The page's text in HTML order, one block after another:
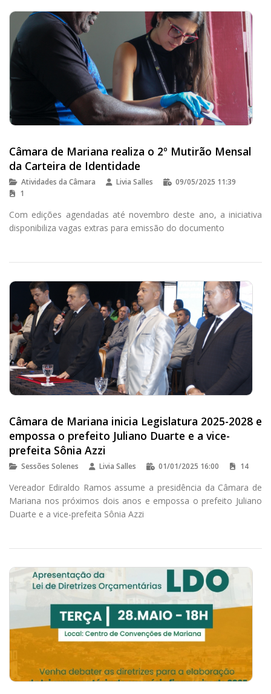
Câmara de Mariana realiza o 2º Mutirão Mensal
da Carteira de Identidade
Atividades da Câmara Livia Salles
09/05/2025 11:39
1
Com edições agendadas até novembro deste ano, a iniciativa
disponibiliza vagas extras para emissão do documento
Câmara de Mariana inicia Legislatura 2025-2028 e
empossa o prefeito Juliano Duarte e a vice-
prefeita Sônia Azzi
Sessões Solenes Livia Salles 01/01/2025 16:00 14
Vereador Ediraldo Ramos assume a presidência da Câmara de
Mariana nos próximos dois anos e empossa o prefeito Juliano
Duarte e a vice-prefeita Sônia Azzi